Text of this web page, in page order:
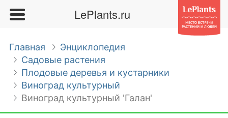
LePlants.ru
Главная
Энциклопедия
Садовые растения
Плодовые деревья и кустарники
Виноград культурный
Виноград культурный 'Галан'